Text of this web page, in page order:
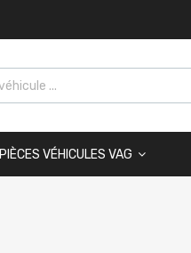
PIÈCES VÉHICULES VAG